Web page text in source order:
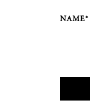
NAME*